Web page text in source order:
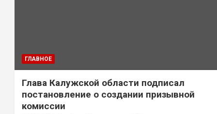
ГЛАВНОЕ
Глава Калужской области подписал
постановление о создании призывной
комиссии